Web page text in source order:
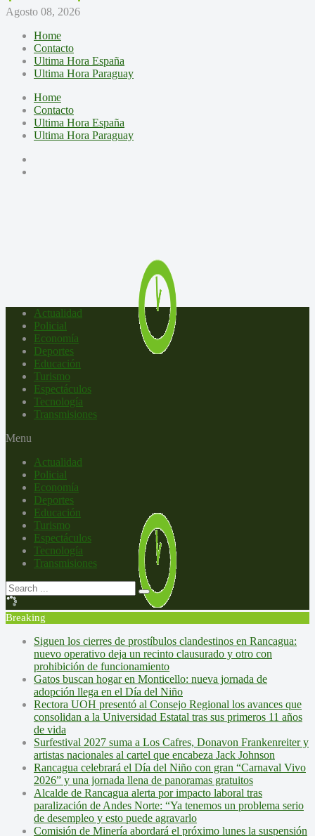
Agosto 08, 2026
Home
Contacto
Ultima Hora España
Ultima Hora Paraguay
Home
Contacto
Ultima Hora España
Ultima Hora Paraguay
Actualidad
Policial
Economía
Deportes
Educación
Turismo
Espectáculos
Tecnología
Transmisiones
Menu
Actualidad
Policial
Economía
Deportes
Educación
Turismo
Espectáculos
Tecnología
Transmisiones
Breaking
Siguen los cierres de prostíbulos clandestinos en Rancagua:
nuevo operativo deja un recinto clausurado y otro con
prohibición de funcionamiento
Gatos buscan hogar en Monticello: nueva jornada de
adopción llega en el Día del Niño
Rectora UOH presentó al Consejo Regional los avances que
consolidan a la Universidad Estatal tras sus primeros 11 años
de vida
Surfestival 2027 suma a Los Cafres, Donavon Frankenreiter y
artistas nacionales al cartel que encabeza Jack Johnson
Rancagua celebrará el Día del Niño con gran “Carnaval Vivo
2026” y una jornada llena de panoramas gratuitos
Alcalde de Rancagua alerta por impacto laboral tras
paralización de Andes Norte: “Ya tenemos un problema serio
de desempleo y esto puede agravarlo
Comisión de Minería abordará el próximo lunes la suspensión